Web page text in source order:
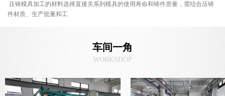
压铸模具加工的材料选择直接关系到模具的使用寿命和铸件质量，需结合压铸
件材质、生产批量和工
车间一角
WORKSHOP